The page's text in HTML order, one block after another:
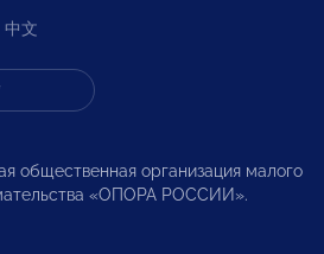
中文
общественная организация малого
«ОПОРА РОССИИ».